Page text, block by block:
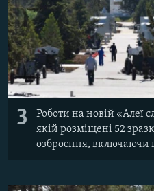
3
Роботи на новій «Алеї
якій розміщені 52
озброєння, включаючи